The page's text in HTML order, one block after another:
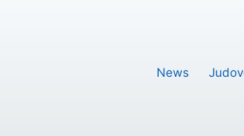
News